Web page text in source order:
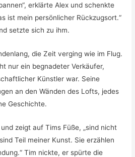
erklärte Alex und schenkte
ist mein persönlicher Rückzugsort.“
setzte sich zu ihm.
die Zeit verging wie im Flug.
nur ein begnadeter Verkäufer,
Künstler war. Seine
an den Wänden des Lofts, jedes
Geschichte.
zeigt auf Tims Füße, „sind nicht
Teil meiner Kunst. Sie erzählen
Tim nickte, er spürte die